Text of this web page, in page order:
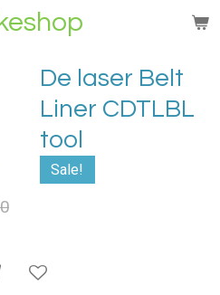
De laser Belt
Liner CDTLBL
tool
Sale!